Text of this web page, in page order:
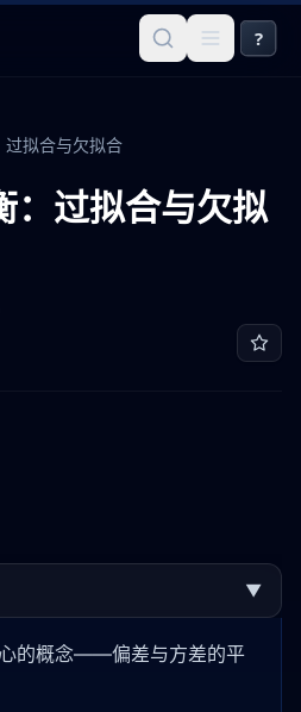
?
拟合与欠拟合
：过拟合与欠拟
▼
的概念——偏差与方差的平